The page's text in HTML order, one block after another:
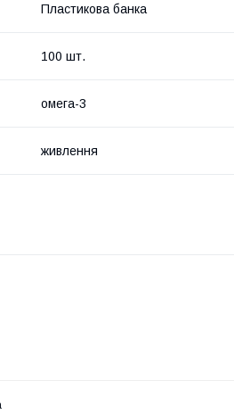
Пластикова банка
100 шт.
омега-3
живлення